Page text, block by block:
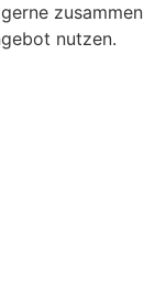
zusammen
nutzen.